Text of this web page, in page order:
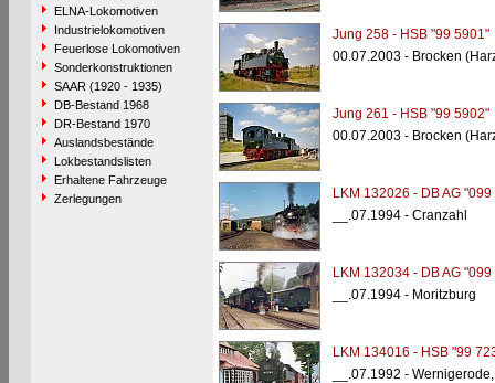
ELNA-Lokomotiven
Industrielokomotiven
Feuerlose Lokomotiven
Sonderkonstruktionen
SAAR (1920 - 1935)
DB-Bestand 1968
DR-Bestand 1970
Auslandsbestände
Lokbestandslisten
Erhaltene Fahrzeuge
Zerlegungen
Jung 258 - HSB "99 5901"
00.07.2003 - Brocken
Jung 261 - HSB "99 5902"
00.07.2003 - Brocken
LKM 132026 - DB AG
__.07.1994 - Cranzahl
LKM 132034 - DB AG
__.07.1994 - Moritzburg
LKM 134016 - HSB "99
__.07.1992 -